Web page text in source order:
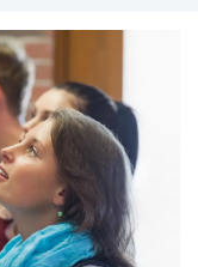
związanych z